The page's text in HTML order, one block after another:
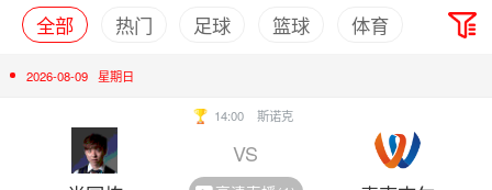
全部 热门 足球 篮球 体育
2026-08-09 星期日
14:00 斯诺克
VS